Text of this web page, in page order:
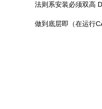
法则系安装必须双高
做到底层即（在运行